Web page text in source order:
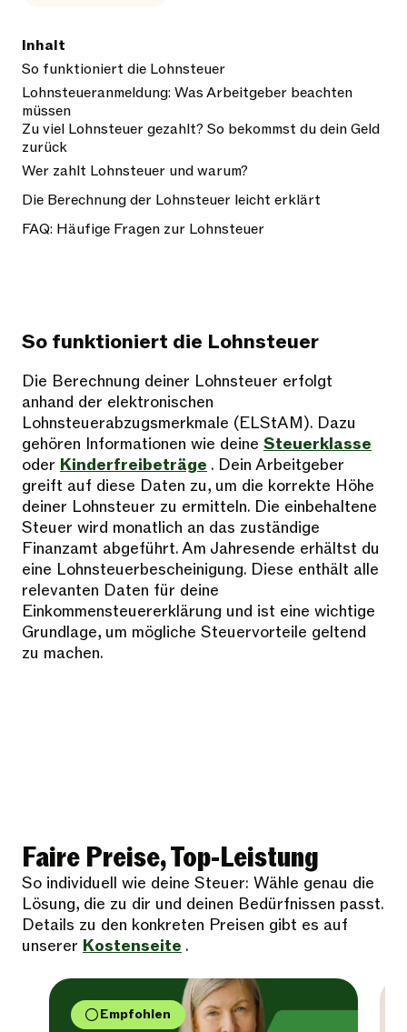
Inhalt
So funktioniert die Lohnsteuer
Lohnsteueranmeldung: Was Arbeitgeber beachten
müssen
Zu viel Lohnsteuer gezahlt? So bekommst du dein Geld
zurück
Wer zahlt Lohnsteuer und warum?
Die Berechnung der Lohnsteuer leicht erklärt
FAQ: Häufige Fragen zur Lohnsteuer
So funktioniert die Lohnsteuer
Die Berechnung deiner Lohnsteuer erfolgt
anhand der elektronischen
Lohnsteuerabzugsmerkmale (ELStAM). Dazu
gehören Informationen wie deine Steuerklasse
oder Kinderfreibeträge . Dein Arbeitgeber
greift auf diese Daten zu, um die korrekte Höhe
deiner Lohnsteuer zu ermitteln. Die einbehaltene
Steuer wird monatlich an das zuständige
Finanzamt abgeführt. Am Jahresende erhältst du
eine Lohnsteuerbescheinigung. Diese enthält alle
relevanten Daten für deine
Einkommensteuererklärung und ist eine wichtige
Grundlage, um mögliche Steuervorteile geltend
zu machen.
Faire Preise, Top-Leistung
So individuell wie deine Steuer: Wähle genau die
Lösung, die zu dir und deinen Bedürfnissen passt.
Details zu den konkreten Preisen gibt es auf
unserer Kostenseite .
Empfohlen